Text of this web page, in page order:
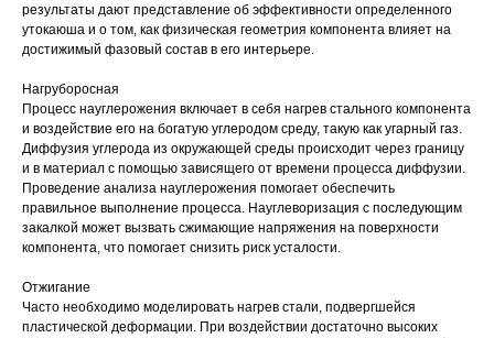
результаты дают представление об эффективности определенного
утокаюша и о том, как физическая геометрия компонента влияет на
достижимый фазовый состав в его интерьере.
Нагруборосная
Процесс науглерожения включает в себя нагрев стального компонента
и воздействие его на богатую углеродом среду, такую как угарный газ.
Диффузия углерода из окружающей среды происходит через границу
и в материал с помощью зависящего от времени процесса диффузии.
Проведение анализа науглерожения помогает обеспечить
правильное выполнение процесса. Науглеворизация с последующим
закалкой может вызвать сжимающие напряжения на поверхности
компонента, что помогает снизить риск усталости.
Отжигание
Часто необходимо моделировать нагрев стали, подвергшейся
пластической деформации. При воздействии достаточно высоких